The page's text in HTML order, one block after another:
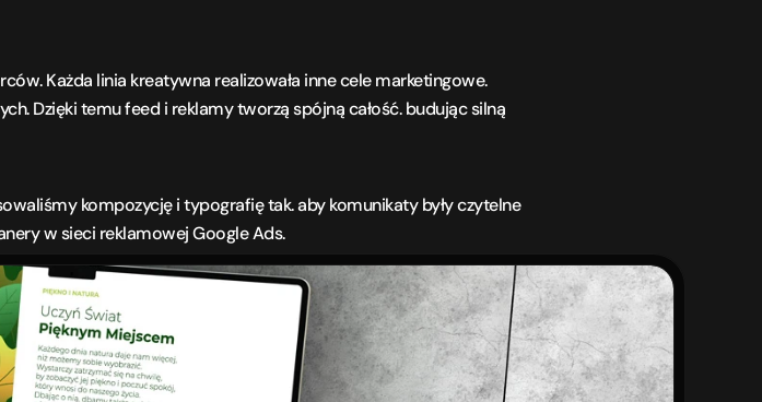
Każda linia kreatywna realizowała inne cele marketingowe.
Dzięki temu feed i reklamy tworzą spójną całość. budując silną
kompozycję i typografię tak. aby komunikaty były czytelne
w sieci reklamowej Google Ads.